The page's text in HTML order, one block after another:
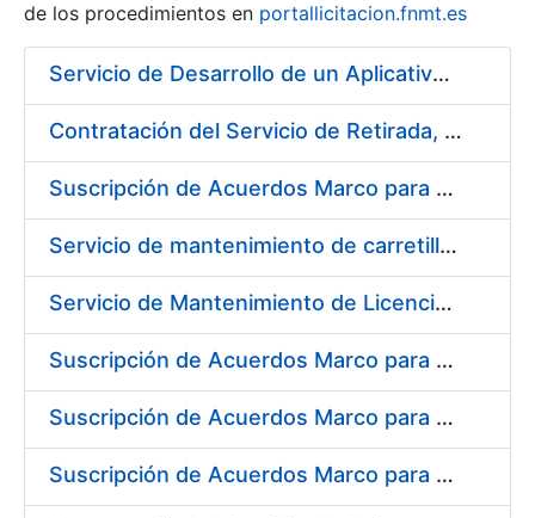
de los procedimientos en portallicitacion.fnmt.es
Servicio de Desarrollo de un Aplicativo para la Generación de Claves
Contratación del Servicio de Retirada, Transporte y Gestión de Briquetas en Fábrica de Papel de Burgos
Suscripción de Acuerdos Marco para el Suministro de Material de Electrónica e Informática
Servicio de mantenimiento de carretillas transportadoras - elevadoras para la FNMT-RCM
Servicio de Mantenimiento de Licencias Liferay
Suscripción de Acuerdos Marco para el Suministro de Material de Filtración
Suscripción de Acuerdos Marco para el Suministro de Material de Fontanería y Aire Acondicionado
Suscripción de Acuerdos Marco para el Suministro de Material de Neumática